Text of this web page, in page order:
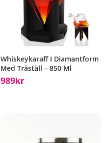
Whiskeykaraff I Diamantform
Med Träställ – 850 Ml
989Kr